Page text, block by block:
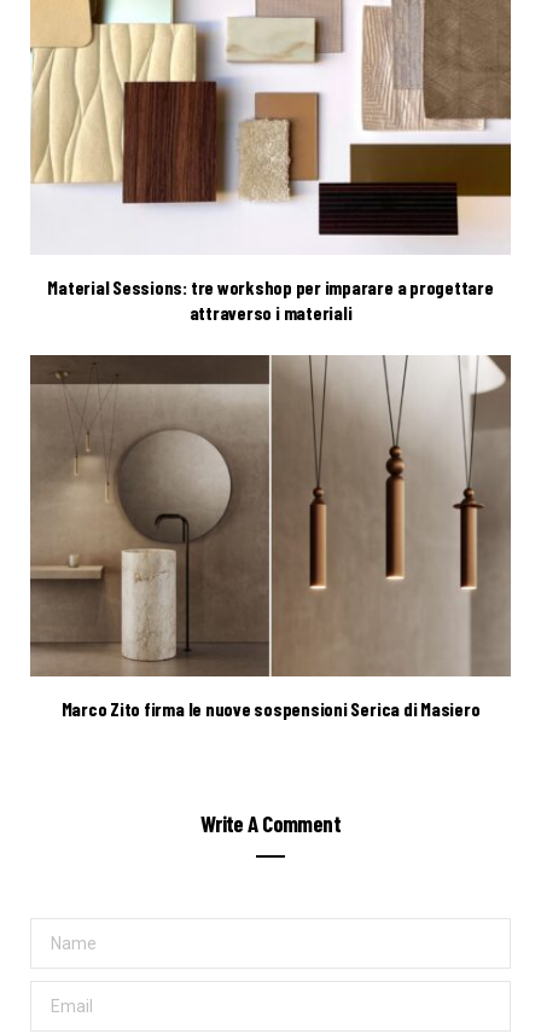
Material Sessions: tre workshop per imparare a progettare
attraverso i materiali
Marco Zito firma le nuove sospensioni Serica di Masiero
Write A Comment